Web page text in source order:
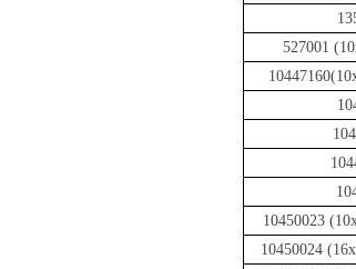
527001
10450023
10450024